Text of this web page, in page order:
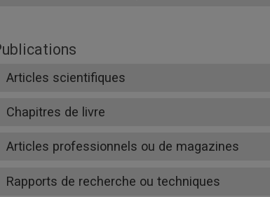
Articles scientifiques
Chapitres de livre
Articles professionnels ou de magazines
Rapports de recherche ou techniques